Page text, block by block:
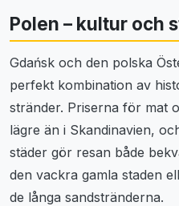
Polen – kultur och
Gdańsk och den polska
perfekt kombination av
stränder. Priserna för mat
lägre än i Skandinavien,
städer gör resan både
den vackra gamla staden
de långa sandstränderna.